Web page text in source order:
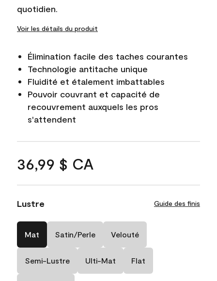
quotidien.
Voir les détails du produit
Élimination facile des taches courantes
Technologie antitache unique
Fluidité et étalement imbattables
Pouvoir couvrant et capacité de
recouvrement auxquels les pros
s'attendent
36,99 $ CA
Lustre Guide des finis
Mat Satin/Perle Velouté
Semi-Lustre Ulti-Mat Flat